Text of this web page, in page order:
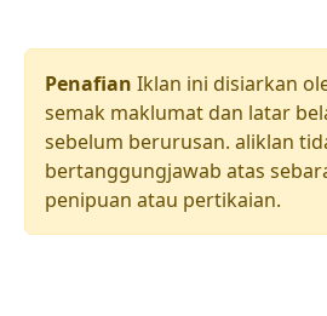
Penafian Iklan ini disiarkan
semak maklumat dan latar
sebelum berurusan. aliklan
bertanggungjawab atas
penipuan atau pertikaian.